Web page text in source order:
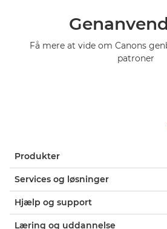
Få mere at vide om Canons
patroner
Produkter
Services og løsninger
Hjælp og support
Læring og uddannelse